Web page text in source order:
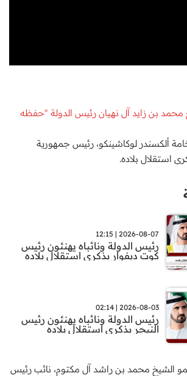
بن زايد آل نهيان رئيس الدولة "حفظه
ألكسندر لوكاشينكو، رئيس جمهورية
استقلال بلاده.
2026-08-07 | 12:15
رئيس الدولة ونائباه يهنئون رئيس
كوت ديفوار بذكرى استقلال بلاده
2026-08-03 | 02:14
رئيس الدولة ونائباه يهنئون رئيس
النيجر بذكرى استقلال بلاده
الشيخ محمد بن راشد آل مكتوم، نائب رئيس